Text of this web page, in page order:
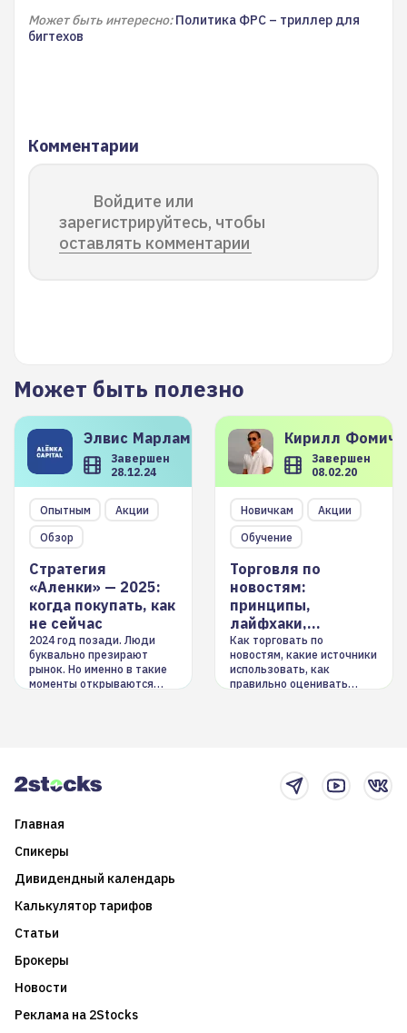
Может быть интересно: Политика ФРС – триллер для
бигтехов
Комментарии
Войдите или
зарегистрируйтесь, чтобы
оставлять комментарии
Может быть полезно
Элвис Марламов
Завершен
28.12.24
Опытным
Акции
Обзор
Стратегия
«Аленки» — 2025:
когда покупать, как
не сейчас
2024 год позади. Люди
буквально презирают
рынок. Но именно в такие
моменты открываются
Кирилл
Завершен
08.02.20
Новичкам
Акции
Обучение
Торговля по
новостям:
принципы,
лайфхаки,
инструменты
Как торговать по
новостям, какие источники
использовать, как
правильно оценивать
Главная
Спикеры
Дивидендный календарь
Калькулятор тарифов
Статьи
Брокеры
Новости
Реклама на 2Stocks